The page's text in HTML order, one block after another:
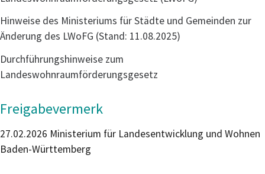
Hinweise des Ministeriums für Städte und Gemeinden zur
Änderung des LWoFG (Stand: 11.08.2025)
Durchführungshinweise zum
Landeswohnraumförderungsgesetz
Freigabevermerk
27.02.2026 Ministerium für Landesentwicklung und Wohnen
Baden-Württemberg